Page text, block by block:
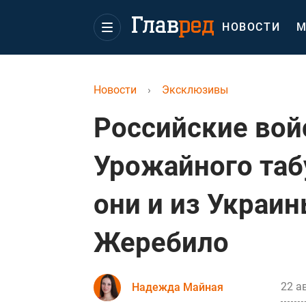
НОВОСТИ
Новости › Эксклюзивы
Российские
Урожайного
они и из
Жеребило
Надежда Майная 22